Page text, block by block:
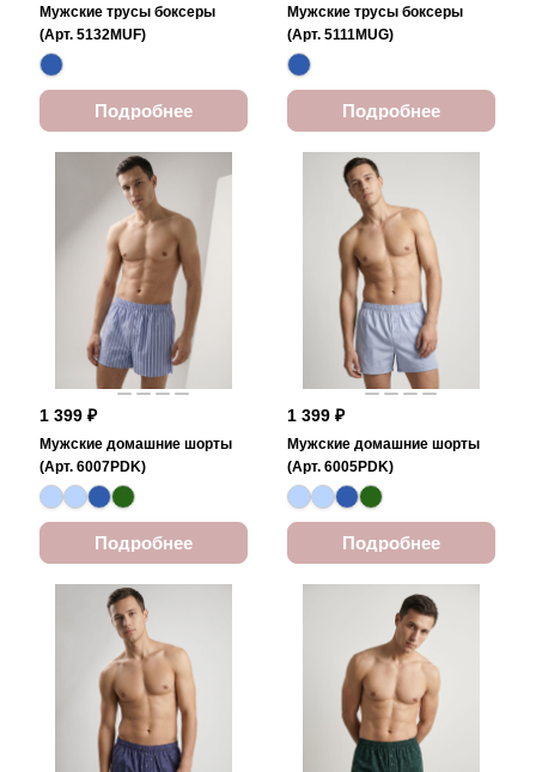
Мужские трусы боксеры
(Арт. 5132MUF)
Подробнее
Мужские трусы боксеры
(Арт. 5111MUG)
Подробнее
1 399 ₽
Мужские домашние шорты
(Арт. 6007PDK)
Подробнее
1 399 ₽
Мужские домашние шорты
(Арт. 6005PDK)
Подробнее